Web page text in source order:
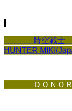
時空
HUNTER
ＤＯＮＯ